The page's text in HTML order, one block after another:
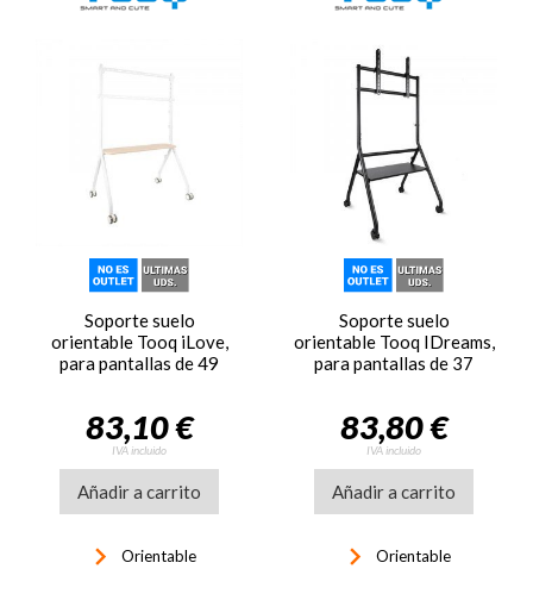
Soporte suelo
orientable Tooq iLove,
para pantallas de 49
83,10 €
IVA incluido
Añadir a carrito
keyboard_arrow_right Orientable
Soporte suelo
orientable Tooq IDreams,
para pantallas de 37
83,80 €
IVA incluido
Añadir a carrito
keyboard_arrow_right Orientable